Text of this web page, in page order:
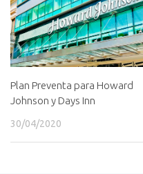
Plan Preventa para Howard
Johnson y Days Inn
30/04/2020